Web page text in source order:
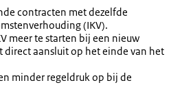
contracten met dezelfde
(IKV).
meer te starten bij een nieuw
direct aansluit op het einde van het
minder regeldruk op bij de